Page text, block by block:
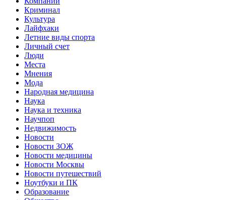
Криминал
Культура
Лайфхаки
Летние виды спорта
Личный счет
Люди
Места
Мнения
Мода
Народная медицина
Наука
Наука и техника
Научпоп
Недвижимость
Новости
Новости ЗОЖ
Новости медицины
Новости Москвы
Новости путешествий
Ноутбуки и ПК
Образование